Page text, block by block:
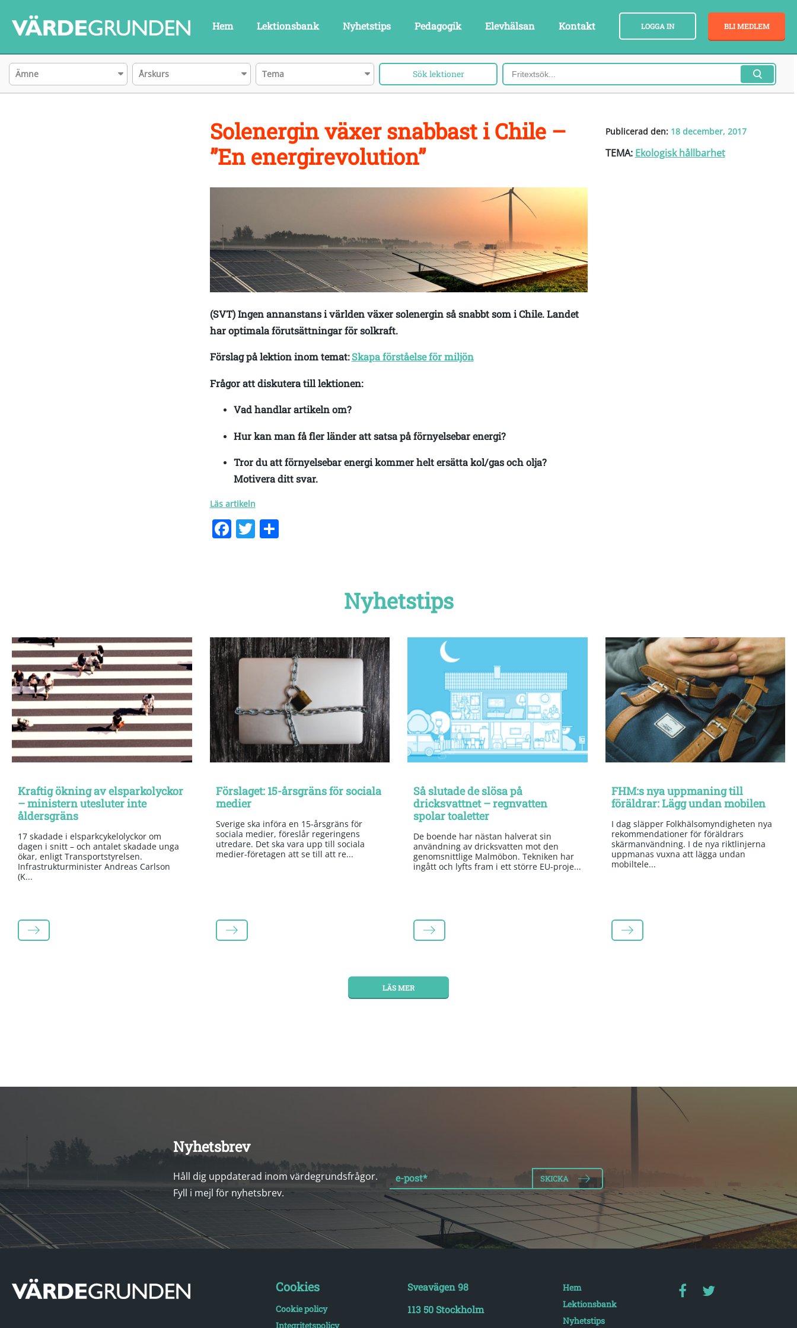
BLI MEDLEM
LOGGA IN
Hem Lektionsbank Nyhetstips Pedagogik Elevhälsan Kontakt
Ämne Årskurs Tema
Publicerad den: 18 december, 2017
TEMA: Ekologisk hållbarhet
Solenergin växer snabbast i Chile –
”En energirevolution”
(SVT) Ingen annanstans i världen växer solenergin så snabbt som i Chile. Landet
har optimala förutsättningar för solkraft.
Förslag på lektion inom temat:Skapa förståelse för miljön
Frågor att diskutera till lektionen:
Vad handlar artikeln om?
Hur kan man få fler länder att satsa på förnyelsebar energi?
Tror du att förnyelsebar energi kommer helt ersätta kol/gas och olja?
Motivera ditt svar.
Läs artikeln
Facebook
Twitter
Dela
Nyhetstips
Kraftig ökning av elsparkolyckor
– ministern utesluter inte
åldersgräns
17 skadade i elsparkcykelolyckor om
dagen i snitt – och antalet skadade unga
ökar, enligt Transportstyrelsen.
Infrastrukturminister Andreas Carlson
(K...
LÄS MER
Förslaget: 15-årsgräns för sociala
medier
Sverige ska införa en 15-årsgräns för
sociala medier, föreslår regeringens
utredare. Det ska vara upp till sociala
medier-företagen att se till att re...
LÄS MER
Så slutade de slösa på
dricksvattnet – regnvatten
spolar toaletter
De boende har nästan halverat sin
användning av dricksvatten mot den
genomsnittlige Malmöbon. Tekniken har
ingått och lyfts fram i ett större EU-proje...
LÄS MER
FHM:s nya uppmaning till
föräldrar: Lägg undan mobilen
I dag släpper Folkhälsomyndigheten nya
rekommendationer för föräldrars
skärmanvändning. I de nya riktlinjerna
uppmanas vuxna att lägga undan
mobiltele...
LÄS MER
LÄS MER
Nyhetsbrev
Håll dig uppdaterad inom värdegrundsfrågor.
Fyll i mejl för nyhetsbrev.
e-post*
Cookies
Cookie policy
Integritetspolicy
Sveavägen 98
113 50 Stockholm
Hem
Lektionsbank
Nyhetstips